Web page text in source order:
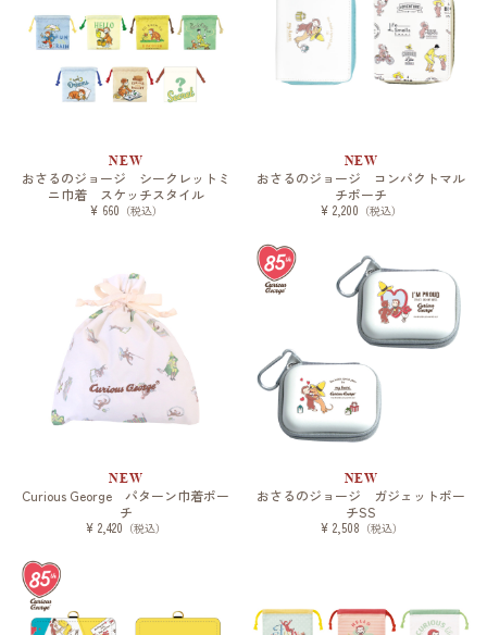
NEW
おさるのジョージ シークレットミ
ニ巾着 スケッチスタイル
¥ 660 （税込）
NEW
おさるのジョージ コンパクトマル
チポーチ
¥ 2,200 （税込）
NEW
Curious George パターン巾着ポー
チ
¥ 2,420 （税込）
NEW
おさるのジョージ ガジェットポー
チSS
¥ 2,508 （税込）